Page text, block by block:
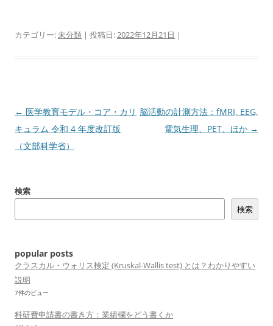
カテゴリー:未分類 | 投稿日:2022年12月21日 |
投
稿
ナ
ー
← 医学教育モデル・コア・カリ
キュラム 令和 4 年度改訂版
（文部科学省）
脳活動の計測方法：fMRI, EEG,
電気生理、PET、ほか →
検索
検索
popular posts
クラスカル・ウォリス検定 (Kruskal-Wallis test) とは？わかりやすい
説明
7件のビュー
科研費申請書の書き方：業績欄をどう書くか